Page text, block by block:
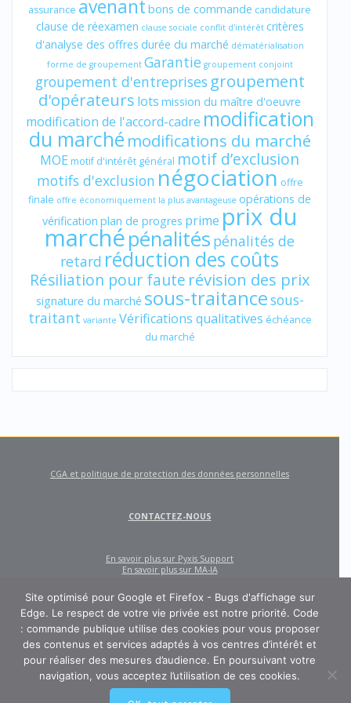
assurance avenant bons de commande candidature
clause de réexamen clause sociale conflit d'intérêt critères
d'analyse des offres durée du marché dématérialisation
forme de groupement Garantie groupement conjoint
groupement d'entreprises groupement
d'opérateurs lots mission du maître d'oeuvre
modification de l'accord-cadre modification
du marché modifications du marché
MOE motif d'intérêt général motif d’exclusion
motifs d'exclusion négociation offre
finale offre économiquement la plus avantageuse opérations de
vérification plan de progres prime prix du
marchépénalités pénalités de
retard réduction des coûts
Résiliation pour faute révision des prix
signature du marché sous-traitancesous-
traitant variante Vérifications qualitatives échéance
du marché
CODE : COMMANDE PUBLIQUE
CGA et politique de protection des données personnelles
CONTACTEZ-NOUS
En savoir plus sur Pyxis Support
En savoir plus sur MA-IA
Site optimisé pour Google et Firefox - Bugs d'affichage sur
Edge. Le respect de votre vie privée est notre priorité. Code
: commande publique utilise des cookies pour vous proposer
des contenus et services adaptés à vos centres d’intérêt et
pour réaliser des mesures d’audience. En poursuivant votre
navigation, vous acceptez l’utilisation de ces cookies.